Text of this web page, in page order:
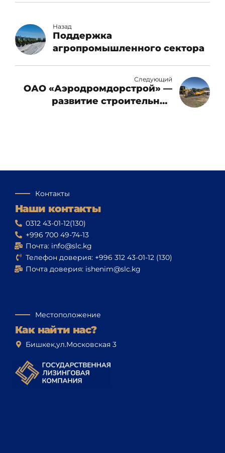
Назад
Поддержка
агропромышленного сектора
Следующий
ОАО «Аэродромдорстрой» —
развитие строительной
Контакты
Наши контакты
0312 43-01-12(130)
+996 700 49-74-13
Почта: info@slc.kg
Телефон доверия: +996 312 43-01-12 (130)
Почта доверия: ishenim@slc.kg
Местоположение
Как найти нас?
Бишкек,ул.Московская 3